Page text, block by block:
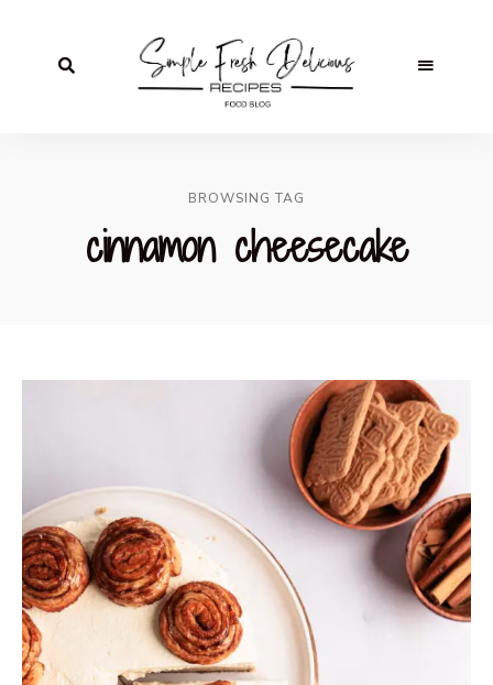
BROWSING TAG
cinnamon cheesecake